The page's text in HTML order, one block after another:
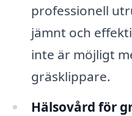
professionell
jämnt och
inte är möjligt
gräsklippare.
Hälsovård för